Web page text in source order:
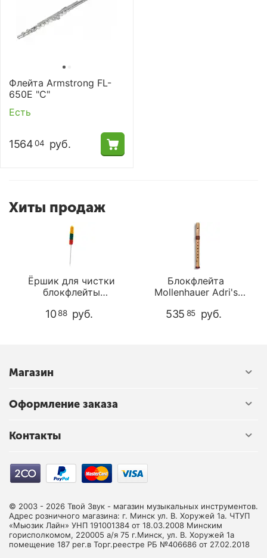
Флейта Armstrong FL-
650E "C"
Есть
1564 04 руб.
Хиты продаж
Ёршик для чистки
блокфлейты
1088 руб.
Блокфлейта
Mollenhauer Adri's
535 85 руб.
Магазин
Оформление заказа
Контакты
© 2003 - 2026 Твой Звук - магазин музыкальных инструментов.
Адрес розничного магазина: г. Минск ул. В. Хоружей 1а. ЧТУП
«Мьюзик Лайн» УНП 191001384 от 18.03.2008 Минским
горисполкомом, 220005 а/я 75 г.Минск, ул. В. Хоружей 1а
помещение 187 рег.в Торг.реестре РБ №406686 от 27.02.2018